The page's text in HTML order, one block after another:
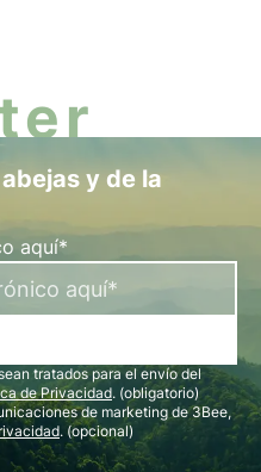
y de la
aquí*
tratados para el envío del
de Privacidad. (obligatorio)
de marketing de 3Bee,
. (opcional)